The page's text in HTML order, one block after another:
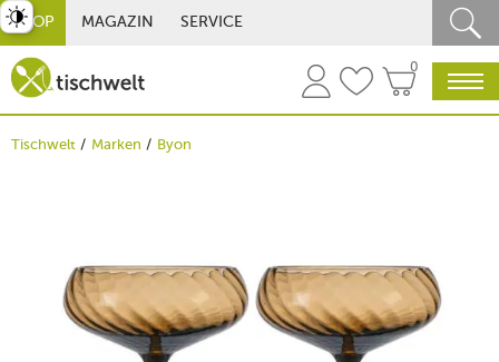
SHOP MAGAZIN SERVICE
0
Tischwelt Marken Byon
umschalten